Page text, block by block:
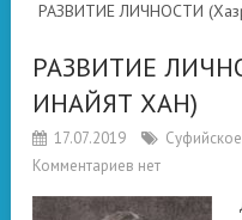
РАЗВИТИЕ ЛИЧНОСТИ
РАЗВИТИЕ
ИНАЙЯТ ХАН)
17.07.2019
Комментариев нет